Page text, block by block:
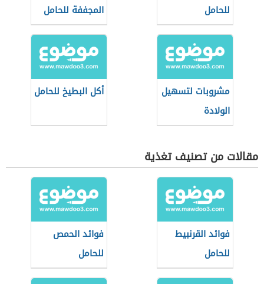
للحامل
المجففة للحامل
مشروبات لتسهيل
الولادة
أكل البطيخ للحامل
مقالات من تصنيف تغذية
فوائد القرنبيط
للحامل
فوائد الحمص
للحامل